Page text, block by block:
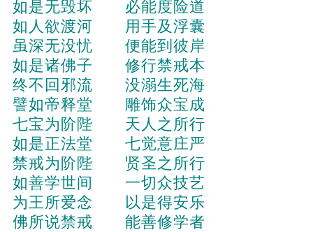
如是无毁坏 必能度险道
如人欲渡河 用手及浮囊
虽深无没忧 便能到彼岸
如是诸佛子 修行禁戒本
终不回邪流 没溺生死海
譬如帝释堂 雕饰众宝成
七宝为阶陛 天人之所行
如是正法堂 七觉意庄严
禁戒为阶陛 贤圣之所行
如善学世间 一切众技艺
为王所爱念 以是得安乐
佛所说禁戒 能善修学者